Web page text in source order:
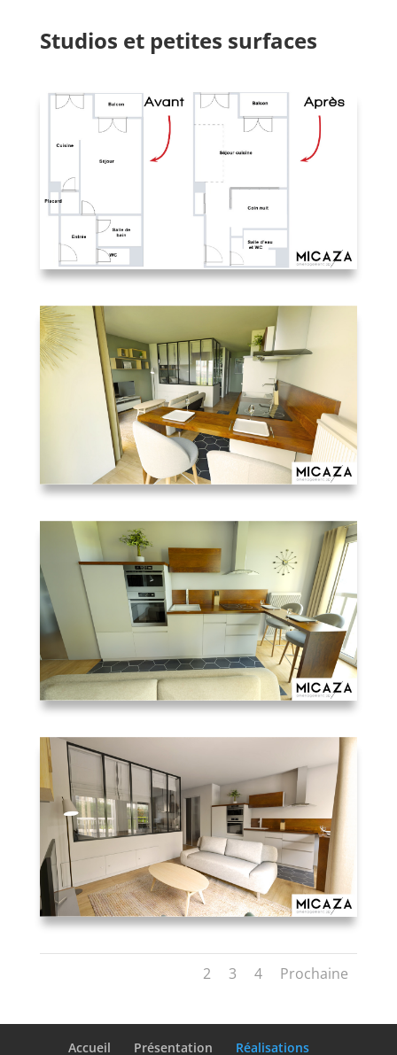
Studios et petites surfaces
2 3 4 Prochaine
Accueil Présentation Réalisations